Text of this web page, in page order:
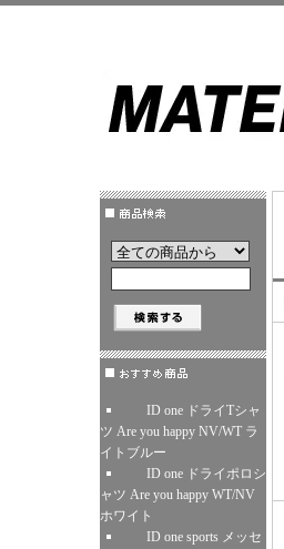
ID one ドライTシャ
ツ Are you happy NV/WT ラ
イトブルー
ID one ドライポロシ
ャツ Are you happy WT/NV
ホワイト
ID one sports メッセ